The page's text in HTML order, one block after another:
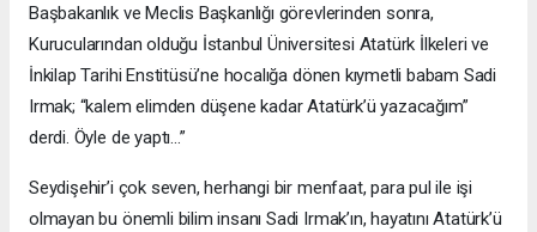
Başbakanlık ve Meclis Başkanlığı görevlerinden sonra,
Kurucularından olduğu İstanbul Üniversitesi Atatürk İlkeleri ve
İnkilap Tarihi Enstitüsü’ne hocalığa dönen kıymetli babam Sadi
Irmak; “kalem elimden düşene kadar Atatürk’ü yazacağım”
derdi. Öyle de yaptı…”
Seydişehir’i çok seven, herhangi bir menfaat, para pul ile işi
olmayan bu önemli bilim insanı Sadi Irmak’ın, hayatını Atatürk’ü